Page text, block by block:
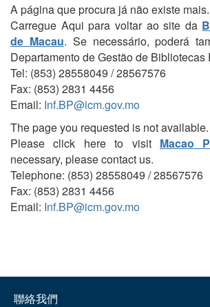
A página que procura já não existe mais.
Carregue Aqui para voltar ao site da
de Macau. Se necessário, poderá
Departamento de Gestão de Bibliotecas
Tel: (853) 28558049 / 28567576
Fax: (853) 2831 4456
Email: Inf.BP@icm.gov.mo
The page you requested is not available.
Please click here to visit Macao
necessary, please contact us.
Telephone: (853) 28558049 / 28567576
Fax: (853) 2831 4456
Email: Inf.BP@icm.gov.mo
聯絡我們